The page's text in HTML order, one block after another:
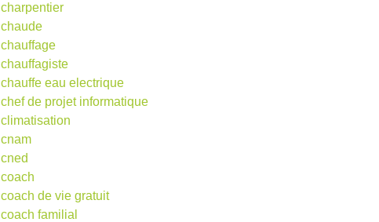
charpentier
chaude
chauffage
chauffagiste
chauffe eau electrique
chef de projet informatique
climatisation
cnam
cned
coach
coach de vie gratuit
coach familial